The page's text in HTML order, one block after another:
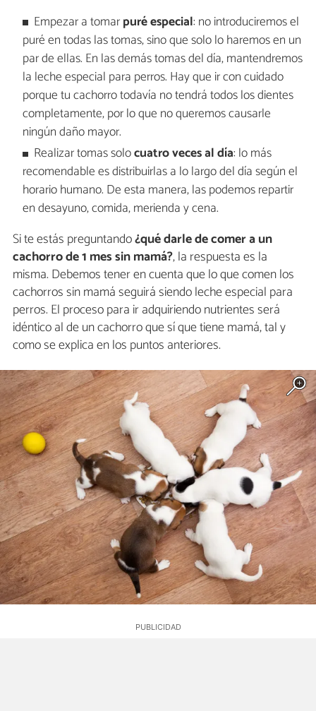
Empezar a tomarpuré especial: no introduciremos el
puré en todas las tomas, sino que solo lo haremos en un
par de ellas. En las demás tomas del día, mantendremos
la leche especial para perros. Hay que ir con cuidado
porque tu cachorro todavía no tendrá todos los dientes
completamente, por lo que no queremos causarle
ningún daño mayor.
Realizar tomas solocuatro veces al día: lo más
recomendable es distribuirlas a lo largo del día según el
horario humano. De esta manera, las podemos repartir
en desayuno, comida, merienda y cena.
Si te estás preguntando¿qué darle de comer a un
cachorro de 1 mes sin mamá?, la respuesta es la
misma. Debemos tener en cuenta que lo que comen los
cachorros sin mamá seguirá siendo leche especial para
perros. El proceso para ir adquiriendo nutrientes será
idéntico al de un cachorro que sí que tiene mamá, tal y
como se explica en los puntos anteriores.